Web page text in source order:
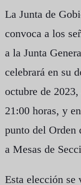
La Junta de
convoca a los
a la Junta
celebrará en su
octubre de 2023,
21:00 horas, y
punto del Orden
a Mesas de
Esta elección se